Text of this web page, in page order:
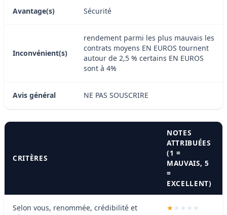
Avantage(s) Sécurité
Inconvénient(s)
rendement parmi les plus mauvais les
contrats moyens EN EUROS tournent
autour de 2,5 % certains EN EUROS
sont à 4%
Avis général NE PAS SOUSCRIRE
CRITÈRES
NOTES
ATTRIBUÉES
(1 =
MAUVAIS, 5
=
EXCELLENT)
Selon vous, renommée, crédibilité et